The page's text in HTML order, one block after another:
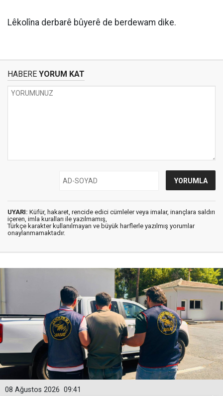
Lêkolîna derbarê bûyerê de berdewam dike.
HABERE YORUM KAT
UYARI: Küfür, hakaret, rencide edici cümleler veya imalar, inançlara saldırı
içeren, imla kuralları ile yazılmamış,
Türkçe karakter kullanılmayan ve büyük harflerle yazılmış yorumlar
onaylanmamaktadır.
09:41
08 Ağustos 2026